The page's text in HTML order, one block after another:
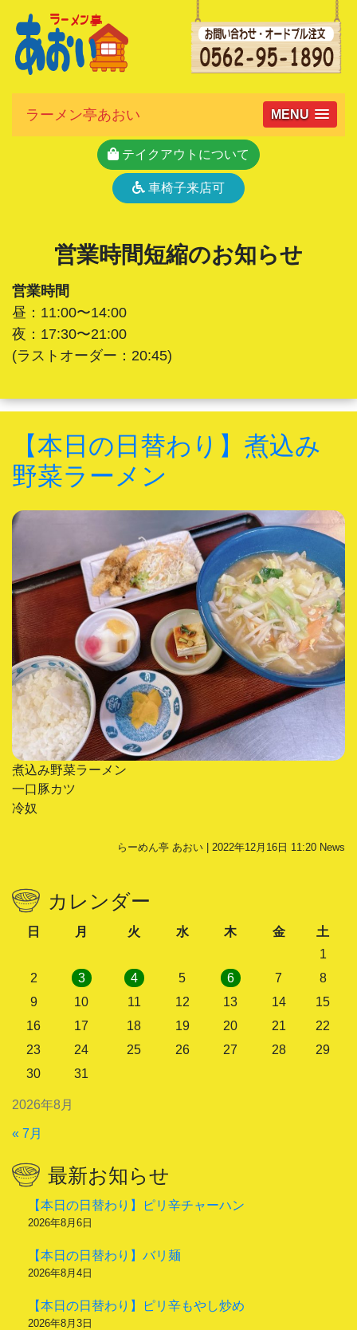
ラーメン亭あおい MENU
テイクアウトについて
車椅子来店可
営業時間短縮のお知らせ
営業時間
昼：11:00〜14:00
夜：17:30〜21:00
(ラストオーダー：20:45)
【本日の日替わり】煮込み
野菜ラーメン
煮込み野菜ラーメン
一口豚カツ
冷奴
らーめん亭 あおい | 2022年12月16日 11:20 News
カレンダー
2026年8月
日 月 火 水 木 金
土
1
2
3 4 5 6 7
8
9
10 11 12 13 14
15
16
17 18 19 20 21
22
23
24 25 26 27 28
29
30
31
« 7月
最新お知らせ
【本日の日替わり】ピリ辛チャーハン
2026年8月6日
【本日の日替わり】バリ麺
2026年8月4日
【本日の日替わり】ピリ辛もやし炒め
2026年8月3日